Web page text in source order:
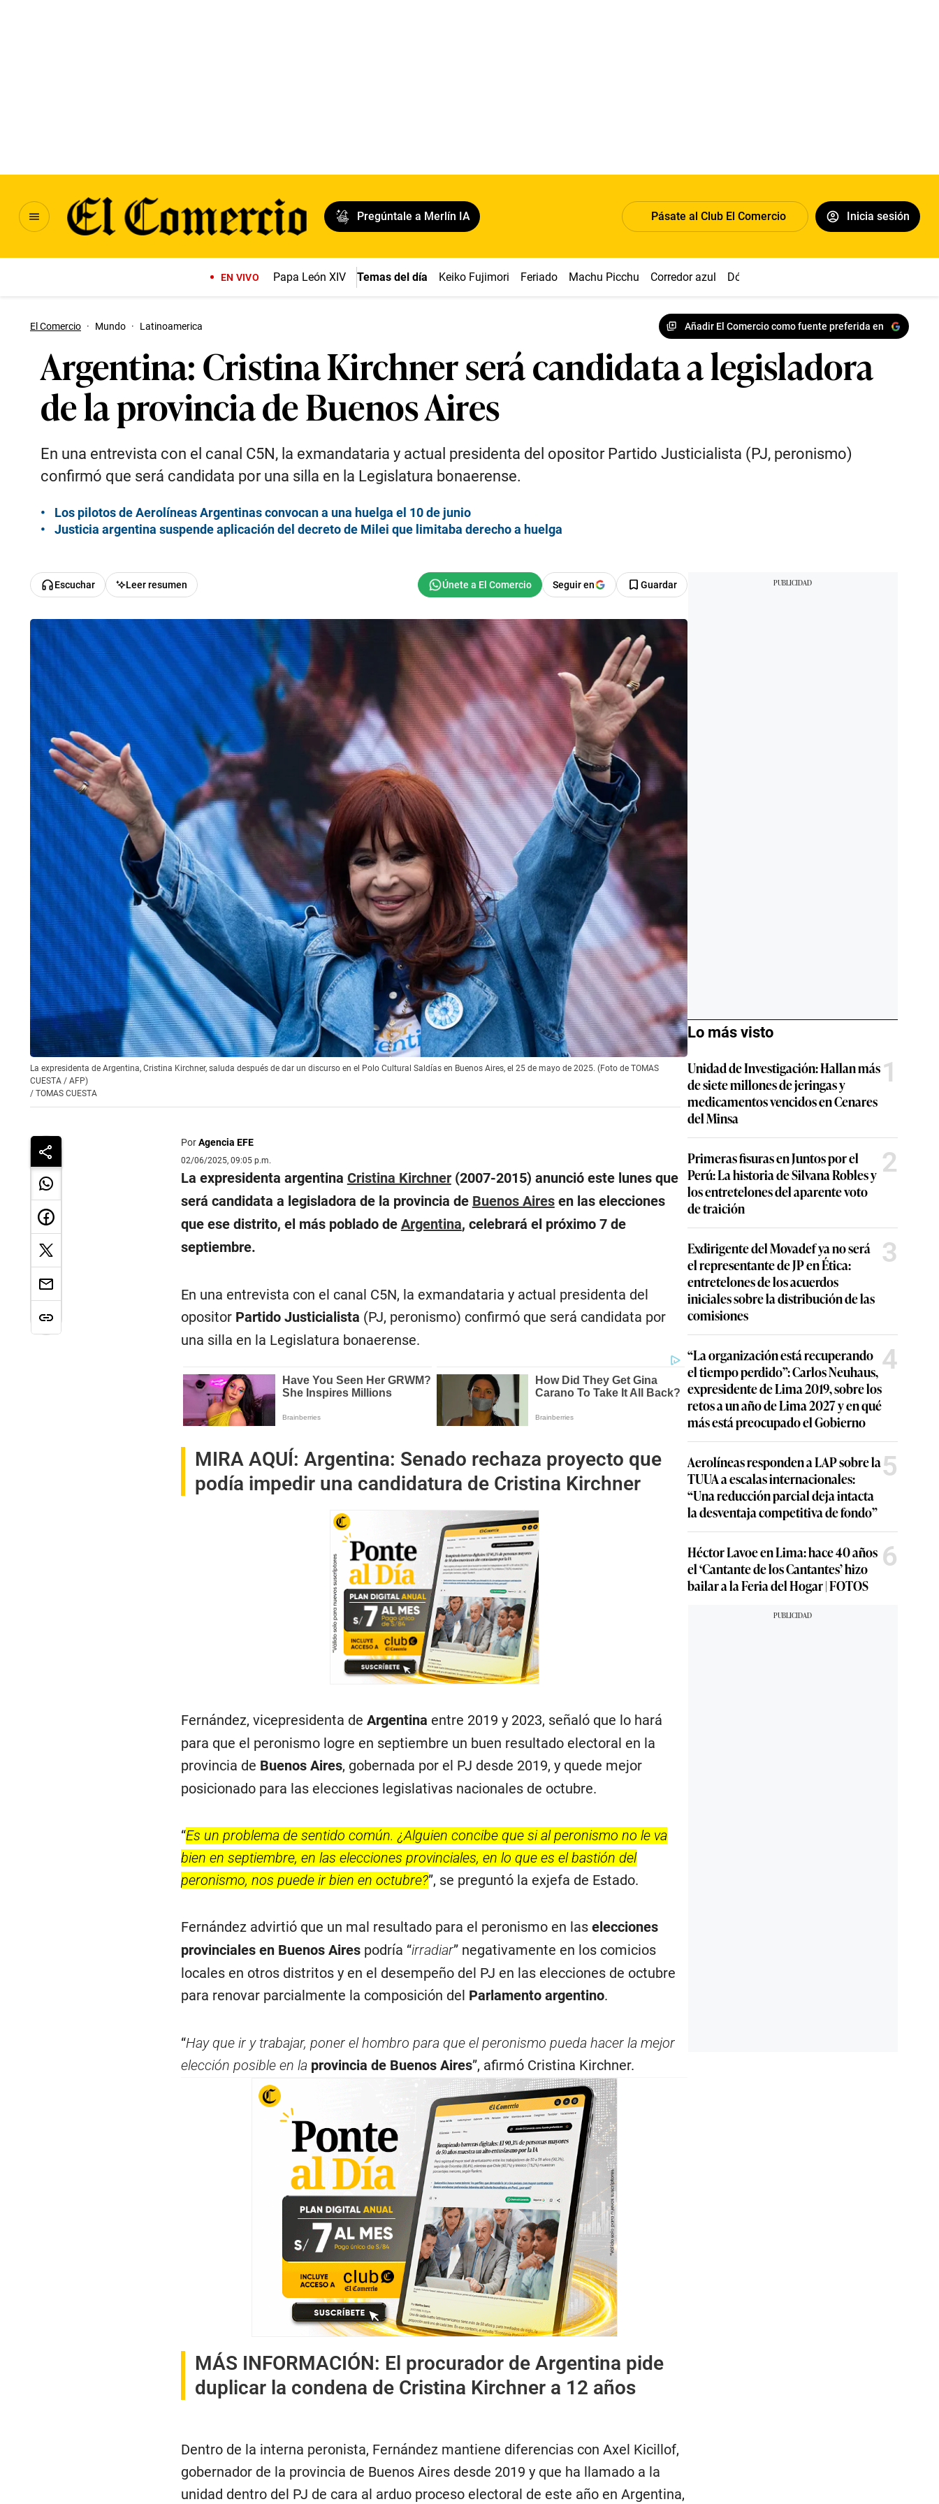
Pregúntale a Merlín IA Pásate al Club El Comercio Inicia sesión
EN VIVO Papa León XIV Temas del día Keiko Fujimori Feriado Machu Picchu Corredor azul Dólar
El Comercio · Mundo · Latinoamerica Añadir El Comercio como fuente preferida en
Argentina: Cristina Kirchner será candidata a legisladora
de la provincia de Buenos Aires
En una entrevista con el canal C5N, la exmandataria y actual presidenta del opositor Partido Justicialista (PJ, peronismo)
confirmó que será candidata por una silla en la Legislatura bonaerense.
Los pilotos de Aerolíneas Argentinas convocan a una huelga el 10 de junio
Justicia argentina suspende aplicación del decreto de Milei que limitaba derecho a huelga
Escuchar Leer resumen Seguir en Guardar
La expresidenta de Argentina, Cristina Kirchner, saluda después de dar un discurso en el Polo Cultural Saldías en Buenos Aires, el 25 de mayo de 2025. (Foto de TOMAS
CUESTA / AFP)
/ TOMAS CUESTA
PorAgencia EFE
02/06/2025, 09:05 p.m.
La expresidenta argentina Cristina Kirchner(2007-2015) anunció este lunes que
será candidata a legisladora de la provincia de Buenos Airesen las elecciones
que ese distrito, el más poblado de Argentina, celebrará el próximo 7 de
septiembre.
En una entrevista con el canal C5N, la exmandataria y actual presidenta del
opositor Partido Justicialista (PJ, peronismo) confirmó que será candidata por
una silla en la Legislatura bonaerense.
MIRA AQUÍ: Argentina: Senado rechaza proyecto que
podía impedir una candidatura de Cristina Kirchner
Fernández, vicepresidenta de Argentina entre 2019 y 2023, señaló que lo hará
para que el peronismo logre en septiembre un buen resultado electoral en la
provincia de Buenos Aires, gobernada por el PJ desde 2019, y quede mejor
posicionado para las elecciones legislativas nacionales de octubre.
“Es un problema de sentido común. ¿Alguien concibe que si al peronismo no le va
bien en septiembre, en las elecciones provinciales, en lo que es el bastión del
peronismo, nos puede ir bien en octubre?”, se preguntó la exjefa de Estado.
Fernández advirtió que un mal resultado para el peronismo en las elecciones
provinciales en Buenos Airespodría “irradiar” negativamente en los comicios
locales en otros distritos y en el desempeño del PJ en las elecciones de octubre
para renovar parcialmente la composición del Parlamento argentino.
“Hay que ir y trabajar, poner el hombro para que el peronismo pueda hacer la mejor
elección posible en la provincia de Buenos Aires”, afirmó Cristina Kirchner.
MÁS INFORMACIÓN: El procurador de Argentina pide
duplicar la condena de Cristina Kirchner a 12 años
Dentro de la interna peronista, Fernández mantiene diferencias con Axel Kicillof,
gobernador de la provincia de Buenos Aires desde 2019 y que ha llamado a la
unidad dentro del PJ de cara al arduo proceso electoral de este año en Argentina,
Lo más visto
Unidad de Investigación: Hallan más
de siete millones de jeringas y
medicamentos vencidos en Cenares
del Minsa
1
Primeras fisuras en Juntos por el
Perú: La historia de Silvana Robles y
los entretelones del aparente voto
de traición
2
Exdirigente del Movadef ya no será
el representante de JP en Ética:
entretelones de los acuerdos
iniciales sobre la distribución de las
comisiones
3
“La organización está recuperando
el tiempo perdido”: Carlos Neuhaus,
expresidente de Lima 2019, sobre los
retos a un año de Lima 2027 y en qué
más está preocupado el Gobierno
4
Aerolíneas responden a LAP sobre la
TUUA a escalas internacionales:
“Una reducción parcial deja intacta
la desventaja competitiva de fondo”
5
Héctor Lavoe en Lima: hace 40 años
el ‘Cantante de los Cantantes’ hizo
bailar a la Feria del Hogar | FOTOS
6